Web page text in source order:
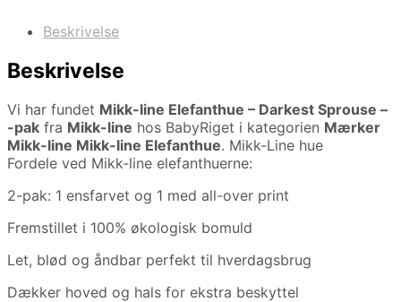
Beskrivelse
Beskrivelse
Vi har fundet Mikk-line Elefanthue – Darkest Sprouse –
-pak fra Mikk-line hos BabyRiget i kategorien Mærker
Mikk-line Mikk-line Elefanthue. Mikk-Line hue
Fordele ved Mikk-line elefanthuerne:
2-pak: 1 ensfarvet og 1 med all-over print
Fremstillet i 100% økologisk bomuld
Let, blød og åndbar perfekt til hverdagsbrug
Dækker hoved og hals for ekstra beskyttel